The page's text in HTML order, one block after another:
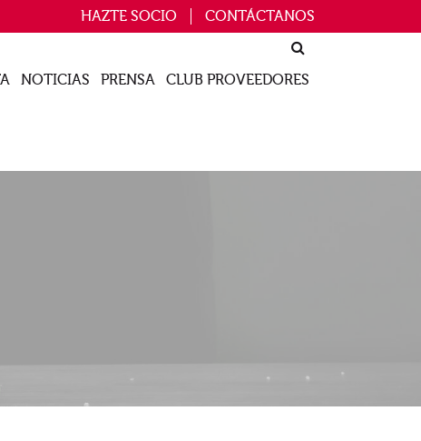
HAZTE SOCIO CONTÁCTANOS
NOTICIAS PRENSA CLUB PROVEEDORES